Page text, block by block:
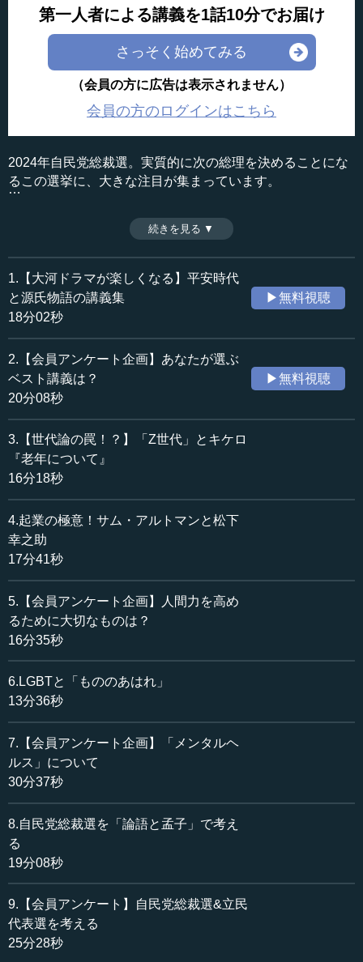
第一人者による講義を1話10分でお届け
さっそく始めてみる
（会員の方に広告は表示されません）
会員の方のログインはこちら
2024年自民党総裁選。実質的に次の総理を決めることにな
るこの選挙に、大きな注目が集まっています。
皆さまは、次期総理にどのような人物が相応しいと思うで
今回の編集部ラジオでは山内昌之先生の講義をもとに、孔
子と孟子が説いた「中庸、狂者、狷者、郷原」の人物類型
から、理想のリーダー像とはどのようなものなのかを考察
今の日本をけん引する人物には誰が好ましいのか。皆さま
がお考えになるうえで、何らかのご参考になれば、まこと
に幸いです。ぜひご視聴ください。
収録日：2024年8月21日
追加日：2024年8月28日
カテゴリー：
教育
教育一般
≪全文≫
■山内昌之先生
《徳川将軍と江戸幕府～阿部正弘編》
https://10mtv.jp/pc/content/detail.php?movie_id=5272
■曽根泰教先生
《自民党総裁選～その真の意味と今後の展望》
https://10mtv.jp/pc/content/detail.php?movie_id=4202
■片山杜秀先生
《石原慎太郎と三島由紀夫と近衛文麿》
https://10mtv.jp/pc/content/detail.php?movie_id=4494
■井上正也先生
《福田赳夫と日本の戦後政治》
-------------------------------
■お便りも募集しております
編集部ラジオのご意見・ご要望はこちらまで▽
radio@10mtv.jp
続きを見る ▼
1.【大河ドラマが楽しくなる】平安時代
と源氏物語の講義集
18分02秒
▶無料視聴
2.【会員アンケート企画】あなたが選ぶ
ベスト講義は？
20分08秒
▶無料視聴
3.【世代論の罠！？】「Z世代」とキケロ
『老年について』
16分18秒
4.起業の極意！サム・アルトマンと松下
幸之助
17分41秒
5.【会員アンケート企画】人間力を高め
るために大切なものは？
16分35秒
6.LGBTと「もののあはれ」
13分36秒
7.【会員アンケート企画】「メンタルヘ
ルス」について
30分37秒
8.自民党総裁選を「論語と孟子」で考え
る
19分08秒
9.【会員アンケート】自民党総裁選&立民
代表選を考える
25分28秒